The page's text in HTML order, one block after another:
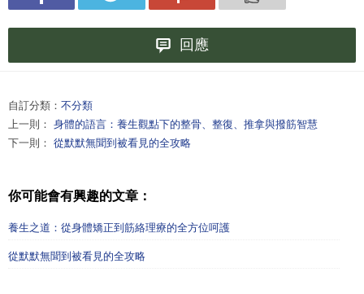
回應
自訂分類： 不分類
上一則： 身體的語言：養生觀點下的整骨、整復、推拿與撥筋智慧
下一則： 從默默無聞到被看見的全攻略
你可能會有興趣的文章：
養生之道：從身體矯正到筋絡理療的全方位呵護
從默默無聞到被看見的全攻略